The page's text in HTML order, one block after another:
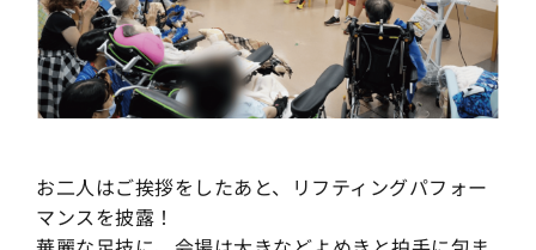
お二人はご挨拶をしたあと、リフティングパフォー
マンスを披露！